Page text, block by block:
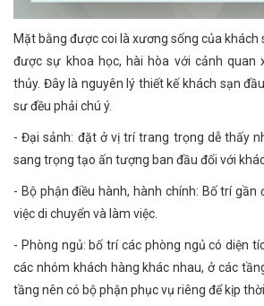
Mặt bằng được coi là xương sống của khách
được sự khoa học, hài hòa với cảnh quan
thủy. Đây là nguyên lý thiết kế khách sạn
sư đều phải chú ý.
- Đại sảnh: đặt ở vị trí trang trọng dễ thấy
sang trọng tạo ấn tượng ban đầu đối với
- Bộ phận điều hành, hành chính: Bố trí gần
việc di chuyển và làm việc.
- Phòng ngủ: bố trí các phòng ngủ có diện
các nhóm khách hàng khác nhau, ở các
tầng nên có bộ phận phục vụ riêng để kịp